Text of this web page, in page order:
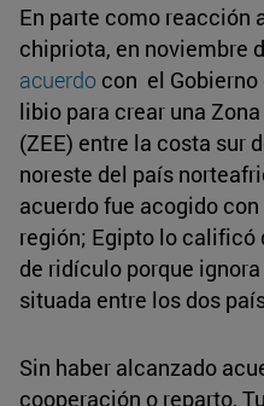
En parte como reacción
chipriota, en noviembre
acuerdo con el Gobierno
libio para crear una
(ZEE) entre la costa sur
noreste del país
acuerdo fue acogido
región; Egipto lo calificó
de ridículo porque
situada entre los dos
Sin haber alcanzado
cooperación o reparto,